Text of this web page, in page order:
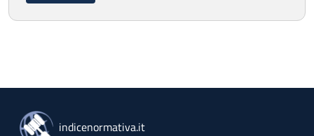
indicenormativa.it